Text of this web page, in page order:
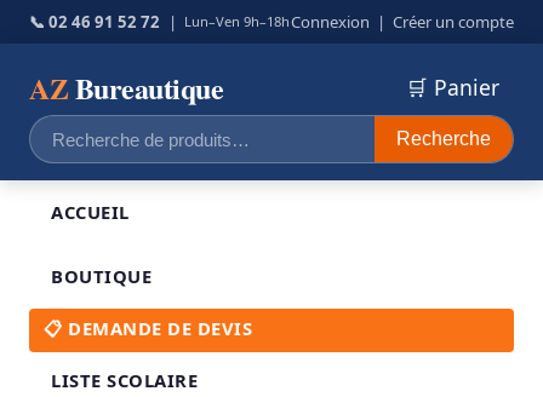
📞 02 46 91 52 72 | Lun–Ven 9h–18hConnexion | Créer un compte
AZBureautique
Recherche
pour :
Recherche
🛒 Panier
ACCUEIL
BOUTIQUE
📋 DEMANDE DE DEVIS
LISTE SCOLAIRE